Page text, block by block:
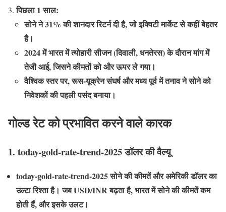
पिछला 1 साल:
सोने ने 31% की शानदार रिटर्न दी है, जो इक्विटी मार्केट से कहीं बेहतर
है।
2024 में भारत में त्योहारी सीजन (दिवाली, धनतेरस) के दौरान मांग में
तेजी आई, जिसने कीमतों को और ऊपर ले गया।
वैश्विक स्तर पर, रूस-यूक्रेन संघर्ष और मध्य पूर्व में तनाव ने सोने को
निवेशकों की पहली पसंद बनाया।
गोल्ड रेट को प्रभावित करने वाले कारक
1. today-gold-rate-trend-2025 डॉलर की वैल्यू
today-gold-rate-trend-2025 सोने की कीमतें और अमेरिकी डॉलर का
उल्टा रिश्ता है। जब USD/INR बढ़ता है, भारत में सोने की कीमतें कम
होती हैं, और इसके उलट।